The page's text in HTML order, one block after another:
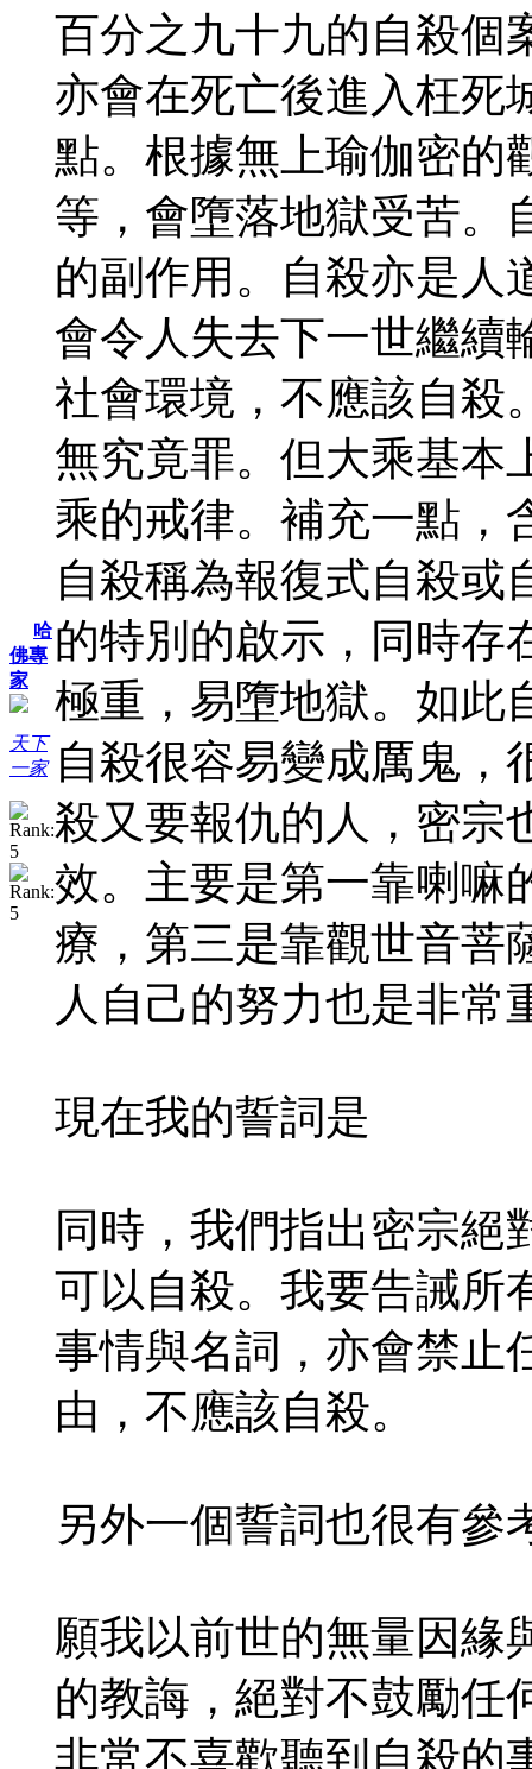
哈
佛專
家
天下
一家
百分之九十九的自殺個
亦會在死亡後進入枉死
點。根據無上瑜伽密的
等，會墮落地獄受苦。
的副作用。自殺亦是人
會令人失去下一世繼續
社會環境，不應該自殺
無究竟罪。但大乘基本
乘的戒律。補充一點，
自殺稱為報復式自殺或
的特別的啟示，同時存
極重，易墮地獄。如此
自殺很容易變成厲鬼，
殺又要報仇的人，密宗
效。主要是第一靠喇嘛
療，第三是靠觀世音菩
人自己的努力也是非常
現在我的誓詞是
同時，我們指出密宗絕
可以自殺。我要告誡所
事情與名詞，亦會禁止
由，不應該自殺。
另外一個誓詞也很有參
願我以前世的無量因緣
的教誨，絕對不鼓勵任
非常不喜歡聽到自殺的